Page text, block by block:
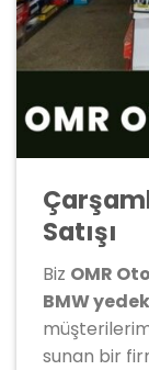
Satışı
Biz OMR
BMW
sunan bir